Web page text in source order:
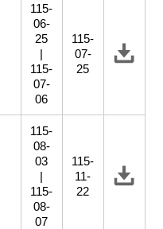
115-
06-
25
|
115-
07-
06
115-
07-
25
115-
08-
03
|
115-
08-
07
115-
11-
22